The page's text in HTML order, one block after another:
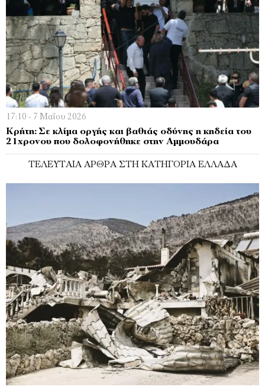
17:10 - 7 Μαΐου 2026
Κρήτη: Σε κλίμα οργής και βαθιάς οδύνης η κηδεία του
21χρονου που δολοφονήθηκε στην Αμμουδάρα
ΤΕΛΕΥΤΑΊΑ ΆΡΘΡΑ ΣΤΗ ΚΑΤΗΓΟΡΊΑ ΕΛΛΆΔΑ